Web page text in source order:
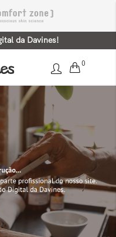
da Davines!
0